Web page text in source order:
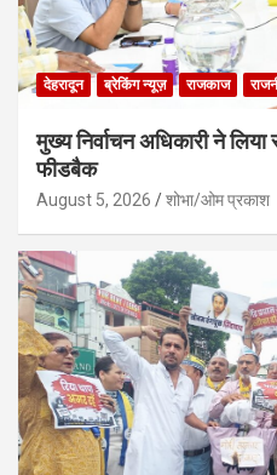
देहरादून ब्रेकिंग न्यूज़ राजकाज
मुख्य निर्वाचन अधिकारी ने
फीडबैक
August 5, 2026 शोभा/ओम प्रकाश